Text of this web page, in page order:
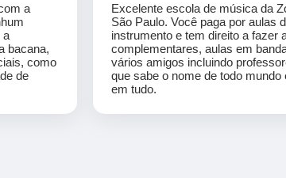
a
a
bacana,
como
de
Excelente escola de música da
São Paulo. Você paga por aulas
instrumento e tem direito a fazer
complementares, aulas em
vários amigos incluindo
que sabe o nome de todo mundo
em tudo.